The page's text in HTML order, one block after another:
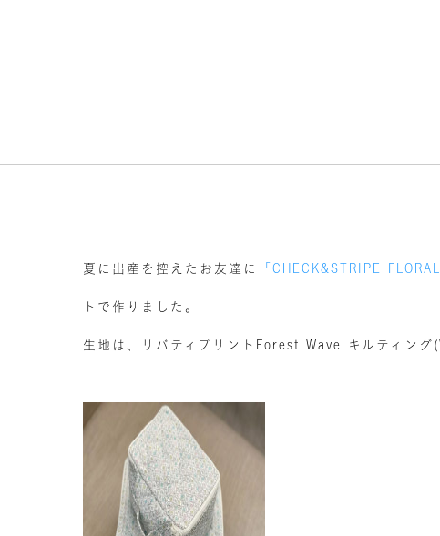
夏に出産を控えたお友達に 「CHECK&STRIPE
トで作りました。
生地は、リバティプリントForest Wave キルティング